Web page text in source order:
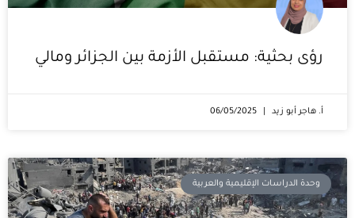
رؤى بحثية: مستقبل الأزمة بين الجزائر ومالي
أ. هاجر أبو زيد
وحدة الدراسات الإقليمية والعربية